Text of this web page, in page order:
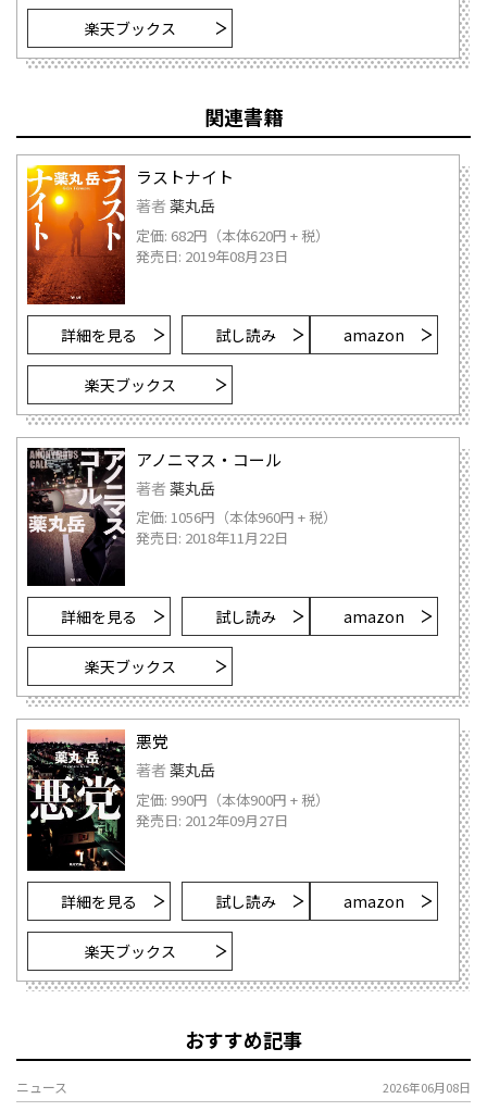
楽天ブックス
関連書籍
ラストナイト
著者 薬丸岳
定価: 682円（本体620円 + 税）
発売日: 2019年08月23日
詳細を見る 試し読み amazon
楽天ブックス
アノニマス・コール
著者 薬丸岳
定価: 1056円（本体960円 + 税）
発売日: 2018年11月22日
詳細を見る 試し読み amazon
楽天ブックス
悪党
著者 薬丸岳
定価: 990円（本体900円 + 税）
発売日: 2012年09月27日
詳細を見る 試し読み amazon
楽天ブックス
おすすめ記事
ニュース 2026年06月08日